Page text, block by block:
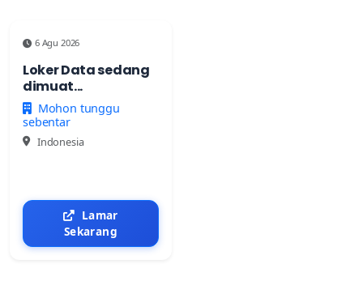
6 Agu 2026
Loker Data sedang
dimuat...
Mohon tunggu
sebentar
Indonesia
Lamar
Sekarang